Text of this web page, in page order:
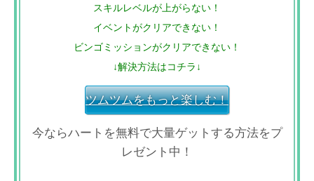
スキルレベルが上がらない！
イベントがクリアできない！
ビンゴミッションがクリアできない！
↓解決方法はコチラ↓
ツムツムをもっと楽しむ！
今ならハートを無料で大量ゲットする方法をプ
レゼント中！